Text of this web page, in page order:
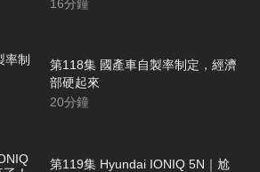
16分鐘
第118集 國產車自製率制定，經濟
部硬起來
20分鐘
第119集 Hyundai IONIQ 5N｜尬